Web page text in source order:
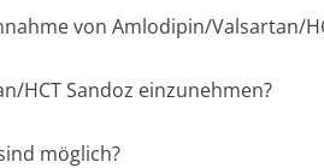
von Amlodipin/Val­sartan/
HCT Sandoz einzunehmen?
möglich?